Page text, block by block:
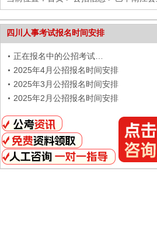
四川人事考试报名时间安排
正在报名中的公招考试…
2025年4月公招报名时间安排
2025年3月公招报名时间安排
2025年2月公招报名时间安排